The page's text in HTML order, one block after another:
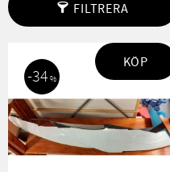
FILTRERA
34 %
KÖP